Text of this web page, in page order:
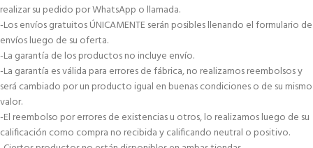
realizar su pedido por WhatsApp o llamada.
-Los envíos gratuitos ÚNICAMENTE serán posibles llenando el formulario de
envíos luego de su oferta.
-La garantía de los productos no incluye envío.
-La garantía es válida para errores de fábrica, no realizamos reembolsos y
será cambiado por un producto igual en buenas condiciones o de su mismo
valor.
-El reembolso por errores de existencias u otros, lo realizamos luego de su
calificación como compra no recibida y calificando neutral o positivo.